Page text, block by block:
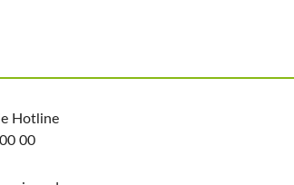
Hotline
00